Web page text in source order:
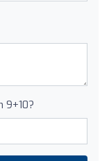
9+10?